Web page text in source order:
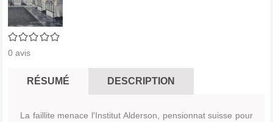
0/5
0 avis
RÉSUMÉ DESCRIPTION
La faillite menace l'Institut Alderson, pensionnat suisse pour